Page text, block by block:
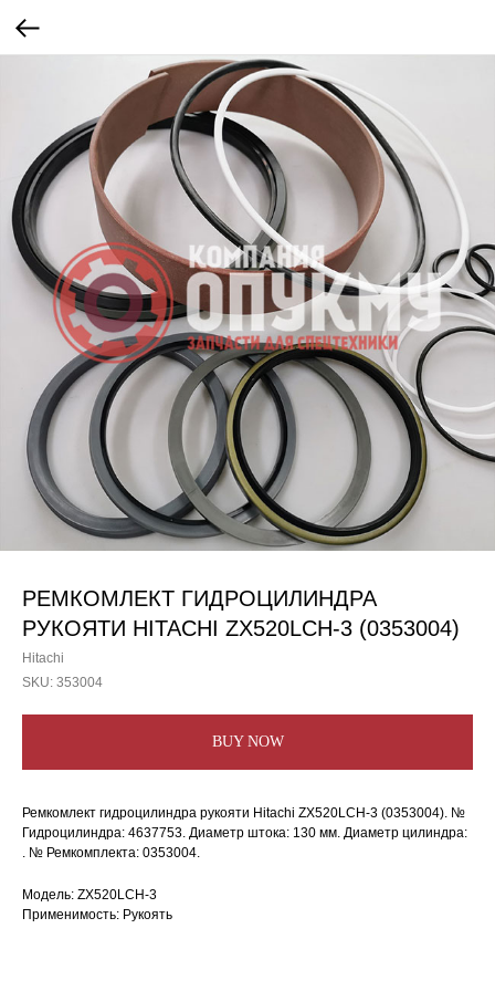
РЕМКОМЛЕКТ ГИДРОЦИЛИНДРА
РУКОЯТИ HITACHI ZX520LCH-3 (0353004)
Hitachi
SKU: 353004
BUY NOW
Ремкомлект гидроцилиндра рукояти Hitachi ZX520LCH-3 (0353004). №
Гидроцилиндра: 4637753. Диаметр штока: 130 мм. Диаметр цилиндра:
. № Ремкомплекта: 0353004.
Модель: ZX520LCH-3
Применимость: Рукоять